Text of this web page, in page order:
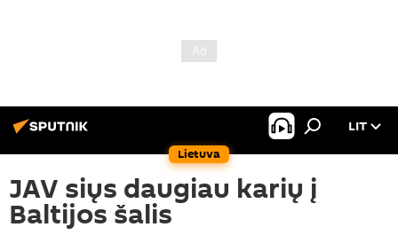
Lietuva
LIT
JAV siųs daugiau karių į
Baltijos šalis